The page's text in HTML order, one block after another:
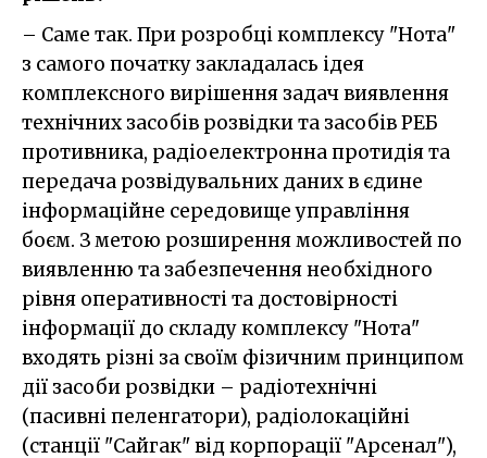
– Саме так. При розробці комплексу "Нота"
з самого початку закладалась ідея
комплексного вирішення задач виявлення
технічних засобів розвідки та засобів РЕБ
противника, радіоелектронна протидія та
передача розвідувальних даних в єдине
інформаційне середовище управління
боєм. З метою розширення можливостей по
виявленню та забезпечення необхідного
рівня оперативності та достовірності
інформації до складу комплексу "Нота"
входять різні за своїм фізичним принципом
дії засоби розвідки – радіотехнічні
(пасивні пеленгатори), радіолокаційні
(станції "Сайгак" від корпорації "Арсенал"),